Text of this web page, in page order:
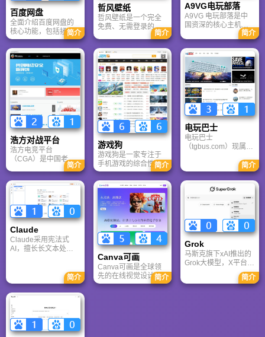
百度网盘
全面介绍百度网盘的
核心功能，包括拯救
手机内存、在线看视
频、AI智能做笔记与
总结长文。详细解答
数据安全性及服务器
备份机制，带你了解
GenFlow AI智能体如
何帮你高效办公与学
习。
简介
哲风壁纸
哲风壁纸是一个完全
免费、无需登录的高
清壁纸下载网站。提
供海量4K、8K超清电
脑与手机壁纸，涵盖
动漫、风景、赛博朋
克等多元风格。支持
动态壁纸与头像制
作，国内访问极速，
是美化桌面的首选平
台。
简介
A9VG电玩部落
A9VG 电玩部落是中
国资深的核心主机游
戏玩家社区。网站以
论坛为核心，提供全
面的主机游戏资讯、
攻略和资料库，覆盖
PlayStation、Xbox、
Switch 等全平台。凭
借其深厚的历史积淀
和活跃的用户群体，
A9VG 成为硬核玩家
交流心得、分享攻略
的首选平台之一。
简介
浩方对战平台
浩方电竞平台
（CGA）是中国老牌
游戏联机平台，提供
CS、War3、星际争霸
等经典游戏的稳定联
机服务。重温DOTA1
的激情岁月，找回当
年的战友。同时提供
最新CGA电竞赛事资
讯及热门页游入口，
致敬中国电竞的黄金
时代。
简介
游戏狗
游戏狗是一家专注于
手机游戏的综合性门
户网站。它致力于为
手游玩家提供最新、
最全的游戏资讯、攻
略、评测及视频等内
容，是国内较早一批
专注于移动游戏领域
的垂直媒体。
简介
电玩巴士
电玩巴士
（tgbus.com）现属于
注于解决游戏用户需
求的综合性游戏门户
网站，电玩巴士是一
个全面的综合性游戏
门户，专注于为全球
玩家提供主机、PC及
移动端游戏的全方位
资讯。
简介
Claude
Claude采用宪法式
AI，擅长长文本处理
在复杂推理、代码与
快速迭代上占优。两
者定位不同，各有千
简介
Canva可画
Canva可画是全球领
先的在线视觉设计平
台，内置AI“魔力工作
简介
Grok
马斯克旗下xAI推出的
Grok大模型，X平台实
时数据整合与多智能
体协作的核心优势。
针对其中文能力、隐
简介